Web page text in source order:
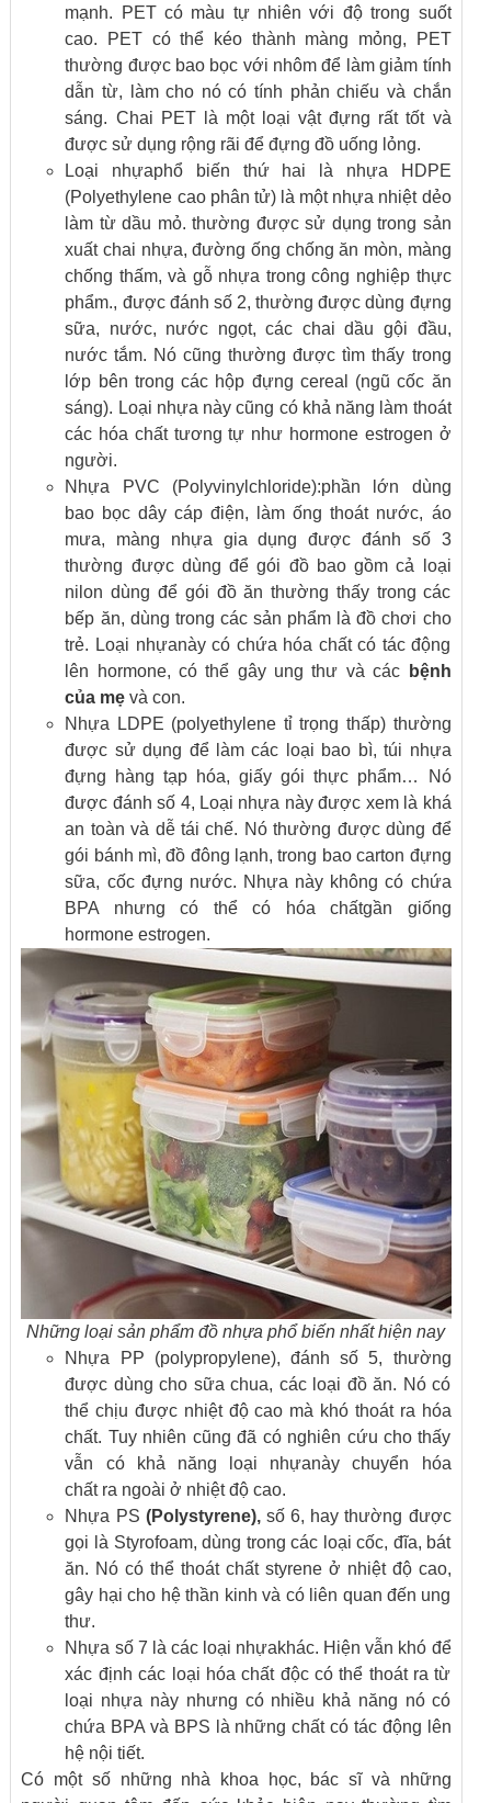
mạnh. PET có màu tự nhiên với độ trong suốt
cao. PET có thể kéo thành màng mỏng, PET
thường được bao bọc với nhôm để làm giảm tính
dẫn từ, làm cho nó có tính phản chiếu và chắn
sáng. Chai PET là một loại vật đựng rất tốt và
được sử dụng rộng rãi để đựng đồ uống lỏng.
Loại nhựaphổ biến thứ hai là nhựa HDPE
(Polyethylene cao phân tử) là một nhựa nhiệt dẻo
làm từ dầu mỏ. thường được sử dụng trong sản
xuất chai nhựa, đường ống chống ăn mòn, màng
chống thấm, và gỗ nhựa trong công nghiệp thực
phẩm., được đánh số 2, thường được dùng đựng
sữa, nước, nước ngọt, các chai dầu gội đầu,
nước tắm. Nó cũng thường được tìm thấy trong
lớp bên trong các hộp đựng cereal (ngũ cốc ăn
sáng). Loại nhựa này cũng có khả năng làm thoát
các hóa chất tương tự như hormone estrogen ở
người.
Nhựa PVC (Polyvinylchloride):phần lớn dùng
bao bọc dây cáp điện, làm ống thoát nước, áo
mưa, màng nhựa gia dụng được đánh số 3
thường được dùng để gói đồ bao gồm cả loại
nilon dùng để gói đồ ăn thường thấy trong các
bếp ăn, dùng trong các sản phẩm là đồ chơi cho
trẻ. Loại nhựanày có chứa hóa chất có tác động
lên hormone, có thể gây ung thư và các
bệnh
của mẹ và con.
Nhựa LDPE (polyethylene tỉ trọng thấp) thường
được sử dụng để làm các loại bao bì, túi nhựa
đựng hàng tạp hóa, giấy gói thực phẩm… Nó
được đánh số 4, Loại nhựa này được xem là khá
an toàn và dễ tái chế. Nó thường được dùng để
gói bánh mì, đồ đông lạnh, trong bao carton đựng
sữa, cốc đựng nước. Nhựa này không có chứa
BPA nhưng có thể có hóa chấtgần giống
hormone estrogen.
Những loại sản phẩm đồ nhựa phổ biến nhất hiện nay
Nhựa PP (polypropylene), đánh số 5, thường
được dùng cho sữa chua, các loại đồ ăn. Nó có
thể chịu được nhiệt độ cao mà khó thoát ra hóa
chất. Tuy nhiên cũng đã có nghiên cứu cho thấy
vẫn có khả năng loại nhựanày chuyển hóa
chất ra ngoài ở nhiệt độ cao.
Nhựa PS (Polystyrene),số 6, hay thường được
gọi là Styrofoam, dùng trong các loại cốc, đĩa, bát
ăn. Nó có thể thoát chất styrene ở nhiệt độ cao,
gây hại cho hệ thần kinh và có liên quan đến ung
thư.
Nhựa số 7 là các loại nhựakhác. Hiện vẫn khó để
xác định các loại hóa chất độc có thể thoát ra từ
loại nhựa này nhưng có nhiều khả năng nó có
chứa BPA và BPS là những chất có tác động lên
hệ nội tiết.
Có một số những nhà khoa học, bác sĩ và những